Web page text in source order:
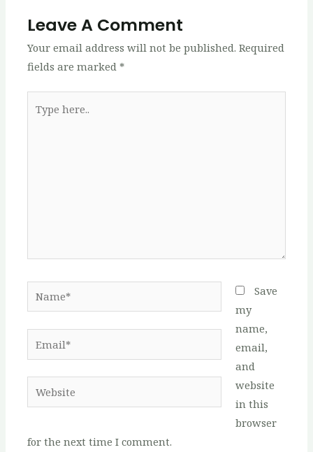
Leave A Comment
Your email address will not be published. Required
fields are marked *
here..
Email*
Website
Save
my
name,
email,
and
website
in this
browser
for the next time I comment.